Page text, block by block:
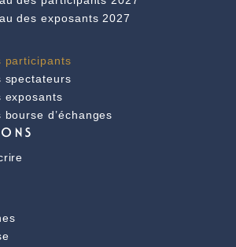
des exposants 2027
participants
spectateurs
exposants
bourse d’échanges